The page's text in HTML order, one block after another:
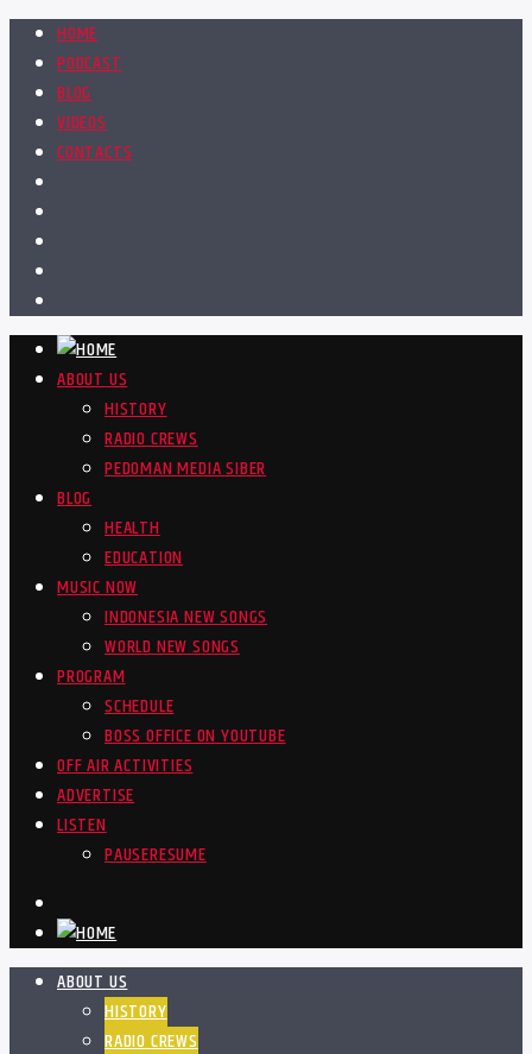
HOME
PODCAST
BLOG
VIDEOS
CONTACTS
ABOUT US
HISTORY
RADIO CREWS
PEDOMAN MEDIA SIBER
BLOG
HEALTH
EDUCATION
MUSIC NOW
INDONESIA NEW SONGS
WORLD NEW SONGS
PROGRAM
SCHEDULE
BOSS OFFICE ON YOUTUBE
OFF AIR ACTIVITIES
ADVERTISE
LISTEN
PAUSERESUME
ABOUT US
HISTORY
RADIO CREWS